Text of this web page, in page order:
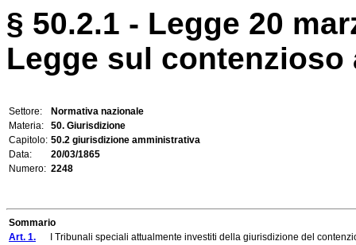
§ 50.2.1 - Legge 20
Legge sul
Settore:
Normativa nazionale
Materia:
50. Giurisdizione
Capitolo: 50.2 giurisdizione amministrativa
Data:
20/03/1865
Numero: 2248
Sommario
Art. 1. I Tribunali speciali attualmente investiti della giurisdizione del